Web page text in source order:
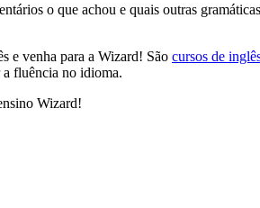
o que achou e quais outras
e venha para a Wizard! São cursos de
a fluência no idioma.
Wizard!